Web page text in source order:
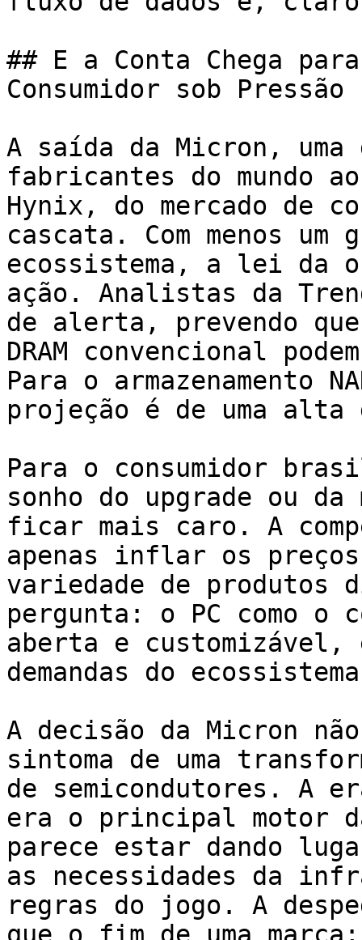
## E a Conta Chega
Consumidor sob Pressão
A saída da Micron,
fabricantes do mundo
Hynix, do mercado de
cascata. Com menos um
ecossistema, a lei da
ação. Analistas da
de alerta, prevendo
DRAM convencional
Para o armazenamento
projeção é de uma alta
Para o consumidor
sonho do upgrade ou da
ficar mais caro. A
apenas inflar os
variedade de produtos
pergunta: o PC como o
aberta e customizável,
demandas do
A decisão da Micron
sintoma de uma
de semicondutores. A
era o principal motor
parece estar dando
as necessidades da
regras do jogo. A